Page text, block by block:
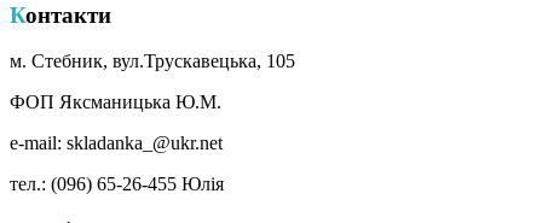
Контакти
м. Стебник, вул.Трускавецька, 105
ФОП Яксманицька Ю.М.
e-mail: skladanka_@ukr.net
тел.: (096) 65-26-455 Юлія